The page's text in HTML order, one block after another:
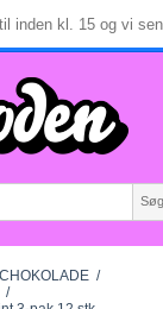
inden kl. 15 og vi
Søg
/
/